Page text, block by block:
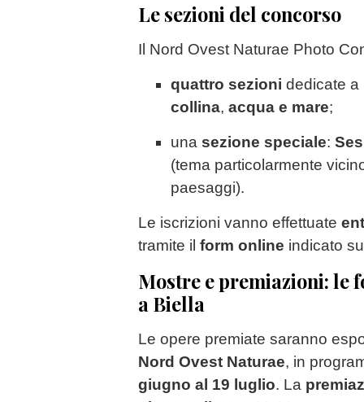
Le sezioni del concorso
Il Nord Ovest Naturae Photo
quattro sezioni dedicate a
collina, acqua e mare;
una sezione speciale:
(tema particolarmente
paesaggi).
Le iscrizioni vanno effettuate
tramite il form online indicato
Mostre e premiazioni: le
a Biella
Le opere premiate saranno
Nord Ovest Naturae, in
giugno al 19 luglio. La